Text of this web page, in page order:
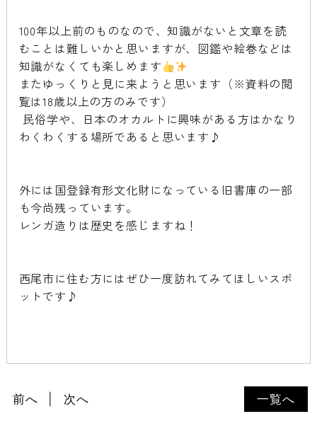
100年以上前のものなので、知識がないと文章を読
むことは難しいかと思いますが、図鑑や絵巻などは
知識がなくても楽しめます
またゆっくりと見に来ようと思います（※資料の閲
覧は18歳以上の方のみです）
民俗学や、日本のオカルトに興味がある方はかなり
わくわくする場所であると思います♪
外には国登録有形文化財になっている旧書庫の一部
も今尚残っています。
レンガ造りは歴史を感じますね！
西尾市に住む方にはぜひ一度訪れてみてほしいスポ
ットです♪
一覧へ
前へ 次へ